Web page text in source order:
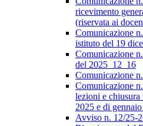
ricevimento
(riservata ai
Comunicazione
istituto del 19
Comunicazione
del 2025_12_16
Comunicazione
Comunicazione
lezioni e
2025 e di
Avviso n. 12/25-